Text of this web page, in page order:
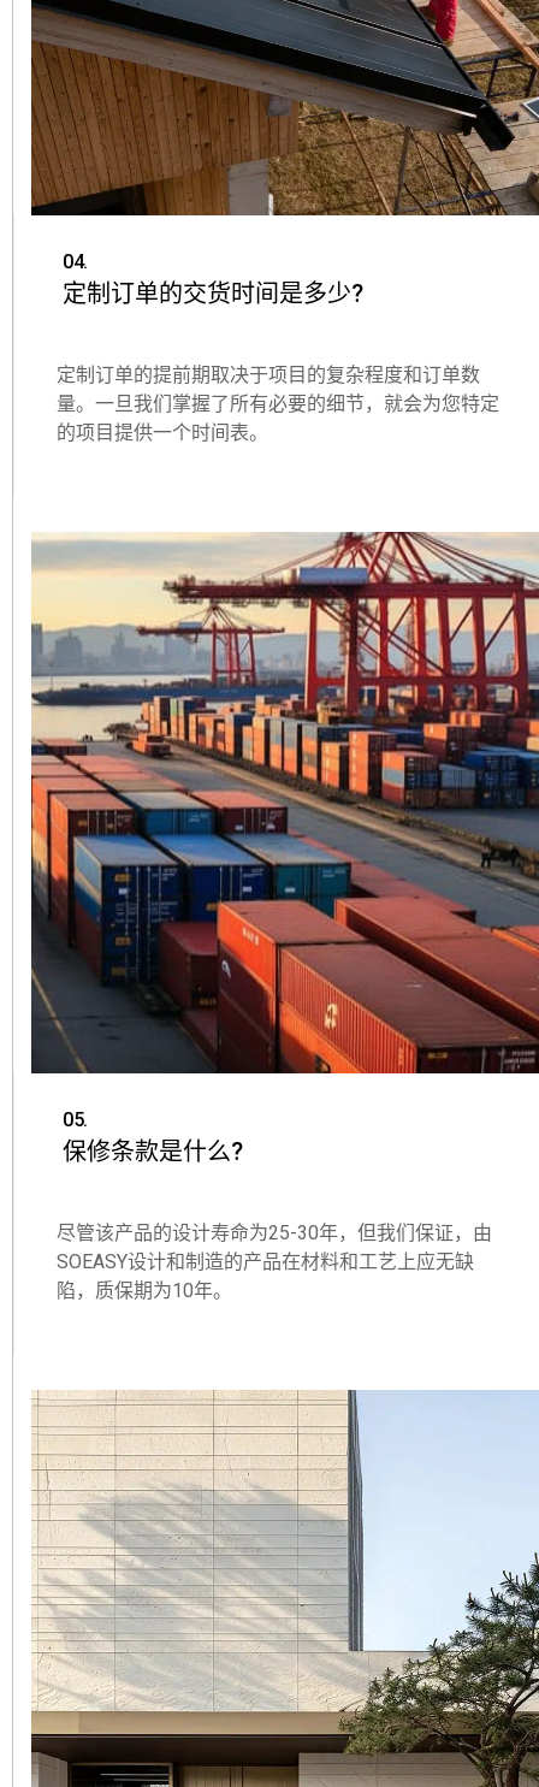
04.
定制订单的交货时间是多少?
定制订单的提前期取决于项目的复杂程度和订单数
量。一旦我们掌握了所有必要的细节，就会为您特定
的项目提供一个时间表。
05.
保修条款是什么?
尽管该产品的设计寿命为25-30年，但我们保证，由
SOEASY设计和制造的产品在材料和工艺上应无缺
陷，质保期为10年。